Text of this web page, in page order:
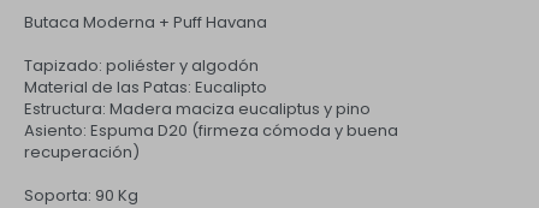
Butaca Moderna + Puff Havana
Tapizado: poliéster y algodón
Material de las Patas: Eucalipto
Estructura: Madera maciza eucaliptus y pino
Asiento: Espuma D20 (firmeza cómoda y buena
recuperación)
Soporta: 90 Kg